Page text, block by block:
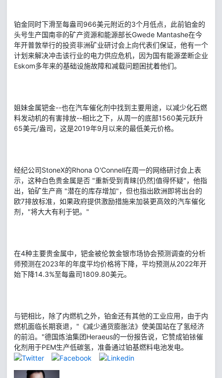
铂金同时下滑至每盎司966美元附近的3个月低点，此前铂金的
头号生产国南非的矿产资源和能源部长Gwede Mantashe在今
年开普敦举行的投资非洲矿业研讨会上向代表们保证，他有一个
计划来解决冲击该行业的电力供应危机，因为国有能源垄断企业
Eskom多年来的基础设施故障和减载问题困扰着他们。
姐妹金属钯金--也在汽车催化剂中找到主要用途，以减少化石燃
料发动机的有害排放--相比之下，从周一的底部1560美元跃升
65美元/盎司，这是2019年9月以来的最低美元价格。
经纪公司StoneX的Rhona O'Connell在周一的网络研讨会上表
示，这种白色贵金属是否 "重新受到青睐[仍然]值得怀疑"，他指
出，铂矿生产商 "潜在的库存增加"，但也指出欧洲即将出台的
欧7排放标准，如果政府提供激励措施来加装更高效的汽车催化
剂，"将大大有利于钯。"
在4种主要贵金属中，钯金被伦敦金银市场协会预测调查的分析
师预测在2023年的年度平均价格将下降，平均预测从2022年开
始下降14.3%至每盎司1809.80美元。
与钯相比，除了内燃机之外，铂金还有其他的工业应用，由于内
燃机面临长期衰退，"《减少通货膨胀法》使美国站在了氢经济
的前沿。"德国炼油集团Heraeus的一份报告说，它赞成铂铱催
化剂用于PEM生产低碳氢，准备通过铂基燃料电池发电。